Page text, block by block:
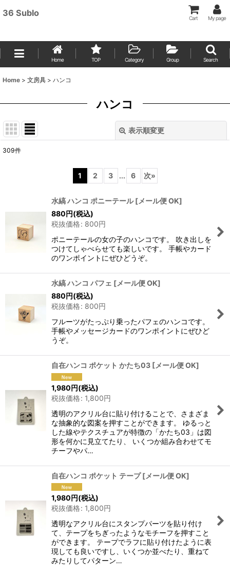
36 Sublo
Cart My page
Home TOP Category Group Search
Home > 文房具 > ハンコ
ハンコ
表示順変更
309件
1 2 3 ... 6 次»
水縞 ハンコ ポニーテール [メール便 OK]
880円(税込)
税抜価格: 800円
ポニーテールの女の子のハンコです。 吹き出しを
つけてしゃべらせても楽しいです。 手帳やカード
のワンポイントにぜひどうぞ。
水縞 ハンコ パフェ [メール便 OK]
880円(税込)
税抜価格: 800円
フルーツがたっぷり乗ったパフェのハンコです。
手帳やメッセージカードのワンポイントにぜひど
うぞ。
自在ハンコ ポケット かたち03 [メール便 OK]
1,980円(税込)
税抜価格: 1,800円
透明のアクリル台に貼り付けることで、さまざま
な抽象的な図案を押すことができます。 ゆるっと
した線やテクスチュアが特徴の「かたち03」は図
形を何かに見立てたり、 いくつか組み合わせてモ
チーフやパ…
自在ハンコ ポケット テープ [メール便 OK]
1,980円(税込)
税抜価格: 1,800円
透明なアクリル台にスタンプパーツを貼り付け
て、テープをちぎったようなモチーフを押すこと
ができます。 テープでラフに貼り付けたように表
現しても良いですし、いくつか並べたり、重ねて
みたりしてパターン…